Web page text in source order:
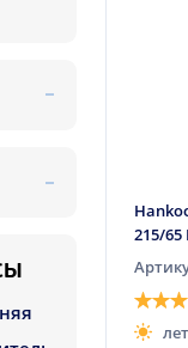
215/65